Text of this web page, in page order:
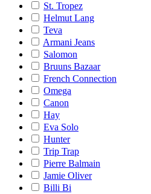
St. Tropez
Helmut Lang
Teva
Armani Jeans
Salomon
Bruuns Bazaar
French Connection
Omega
Canon
Hay
Eva Solo
Hunter
Trip Trap
Pierre Balmain
Jamie Oliver
Billi Bi